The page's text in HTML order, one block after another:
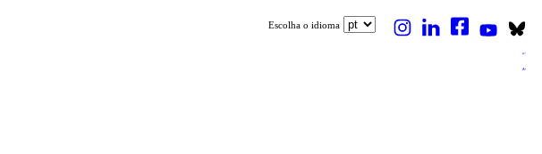
Escolha o idioma